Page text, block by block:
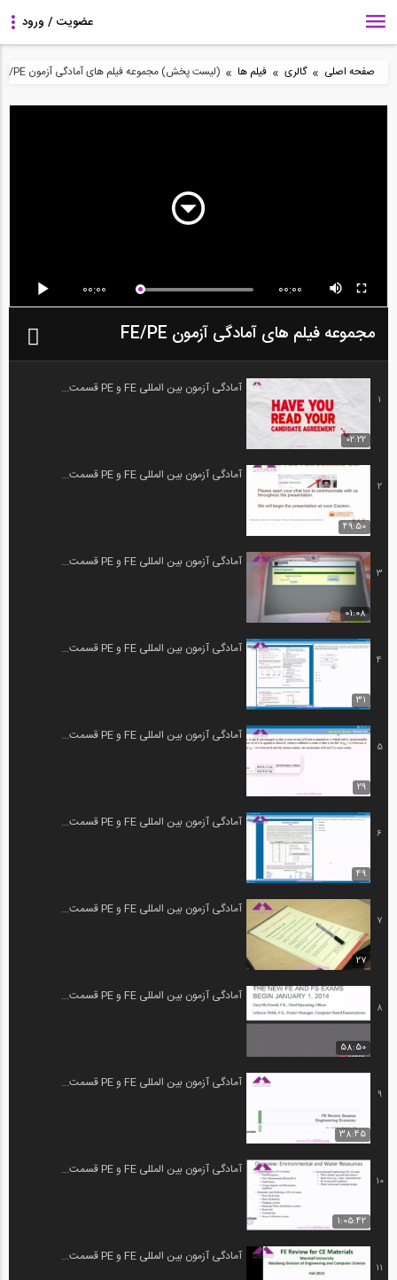
صفحه اصلی » گالری » فیلم ها » (لیست پخش) مجموعه فیلم های آمادگی آزمون FE/PE
00:00 00:00
مجموعه فیلم های آمادگی آزمون FE/PE
1
02:22
آمادگی آزمون بین المللی FE و PE قسمت...
2
49:50
آمادگی آزمون بین المللی FE و PE قسمت...
3
01:08
آمادگی آزمون بین المللی FE و PE قسمت...
4
31
آمادگی آزمون بین المللی FE و PE قسمت...
5
29
آمادگی آزمون بین المللی FE و PE قسمت...
6
49
آمادگی آزمون بین المللی FE و PE قسمت...
7
27
آمادگی آزمون بین المللی FE و PE قسمت...
8
58:50
آمادگی آزمون بین المللی FE و PE قسمت...
9
38:45
آمادگی آزمون بین المللی FE و PE قسمت...
10
1:05:42
آمادگی آزمون بین المللی FE و PE قسمت...
11
آمادگی آزمون بین المللی FE و PE قسمت...